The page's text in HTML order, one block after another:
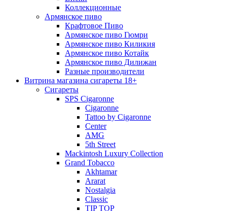
Коллекционные
Армянское пиво
Крафтовое Пиво
Армянское пиво Гюмри
Армянское пиво Киликия
Армянское пиво Котайк
Армянское пиво Дилижан
Разные производители
Витрина магазина сигареты 18+
Cигареты
SPS Cigaronne
Сigaronne
Tattoo by Cigaronne
Center
AMG
5th Street
Mackintosh Luxury Collection
Grand Tobacco
Akhtamar
Ararat
Nostalgia
Classic
TIP TOP